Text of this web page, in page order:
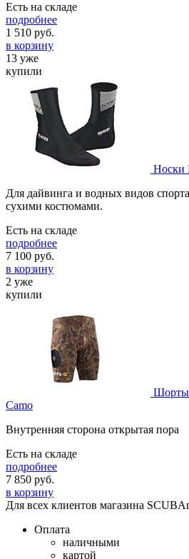
Есть на складе
подробнее
1 510 руб.
в корзину
13 уже
купили
Носки
Для дайвинга и водных видов
сухими костюмами.
Есть на складе
подробнее
7 100 руб.
в корзину
2 уже
купили
Шорты
Camo
Внутренняя сторона открытая пора
Есть на складе
подробнее
7 850 руб.
в корзину
Для всех клиентов магазина
Оплата
наличными
картой